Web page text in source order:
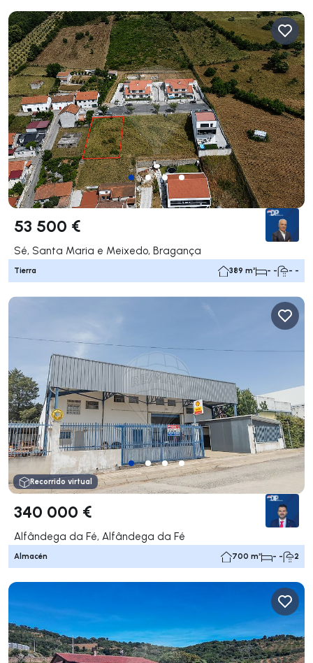
53 500 €
Sé, Santa Maria e Meixedo, Bragança
Tierra 389 m² - - - -
Recorrido virtual
340 000 €
Alfândega da Fé, Alfândega da Fé
Almacén 700 m² - - 2